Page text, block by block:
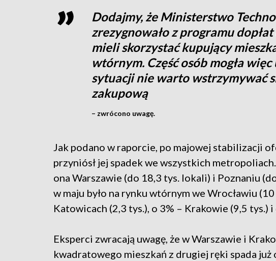
Dodajmy, że Ministerstwo
zrezygnowało z programu
mieli skorzystać kupujący
wtórnym. Część osób mogła więc
sytuacji nie warto wstrzymywać
zakupową
– zwrócono uwagę.
Jak podano w raporcie, po majowej stabilizacji
przyniósł jej spadek we wszystkich
ona Warszawie (do 18,3 tys. lokali) i Poznaniu
w maju było na rynku wtórnym we Wrocławiu
Katowicach (2,3 tys.), o 3% – Krakowie (9,5 tys.)
Eksperci zwracają uwagę, że w Warszawie i
kwadratowego mieszkań z drugiej ręki spada